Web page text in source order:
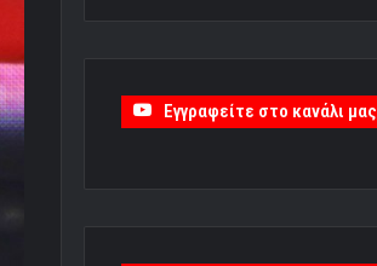
Εγγραφείτε στο κανάλι μας